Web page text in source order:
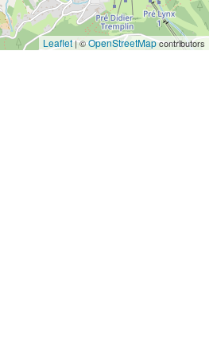
Leaflet| ©OpenStreetMapcontributors